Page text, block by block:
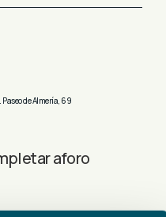
de Almería, 69
aforo